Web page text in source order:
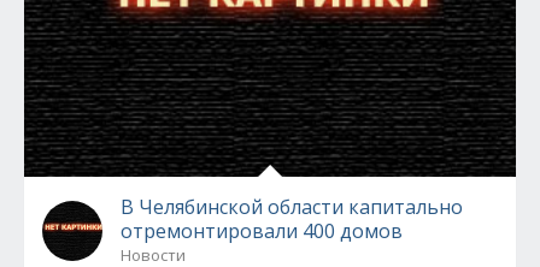
В Челябинской области капитально
отремонтировали 400 домов
Новости